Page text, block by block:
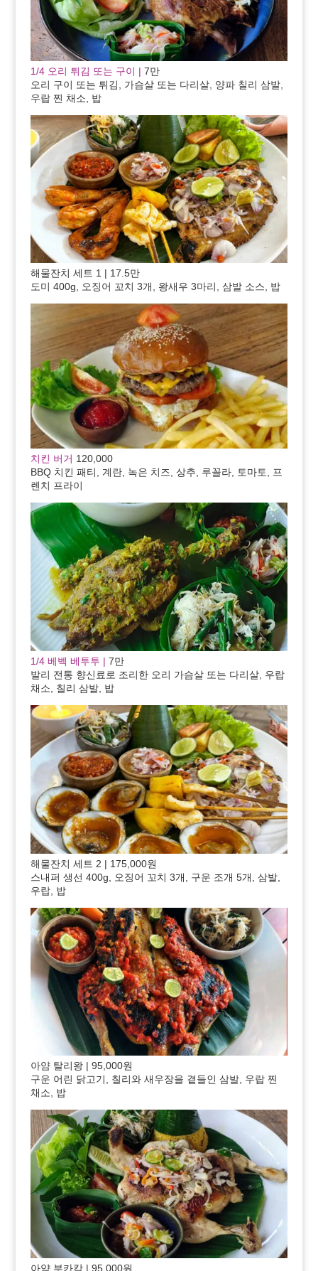
1/4 오리 튀김 또는 구이 | 7만
오리 구이 또는 튀김, 가슴살 또는 다리살, 양파 칠리 삼발,
우랍 찐 채소, 밥
해물잔치 세트 1 | 17.5만
도미 400g, 오징어 꼬치 3개, 왕새우 3마리, 삼발 소스, 밥
치킨 버거 120,000
BBQ 치킨 패티, 계란, 녹은 치즈, 상추, 루꼴라, 토마토, 프
렌치 프라이
1/4 베벡 베투투 | 7만
발리 전통 향신료로 조리한 오리 가슴살 또는 다리살, 우랍
채소, 칠리 삼발, 밥
해물잔치 세트 2 | 175,000원
스내퍼 생선 400g, 오징어 꼬치 3개, 구운 조개 5개, 삼발,
우랍, 밥
아얌 탈리왕 | 95,000원
구운 어린 닭고기, 칠리와 새우장을 곁들인 삼발, 우랍 찐
채소, 밥
아얌 부카칵 | 95,000원